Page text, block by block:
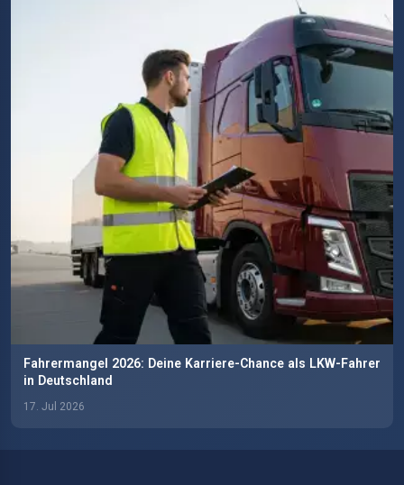
Fahrermangel 2026: Deine Karriere-Chance als LKW-Fahrer
in Deutschland
17. Jul 2026